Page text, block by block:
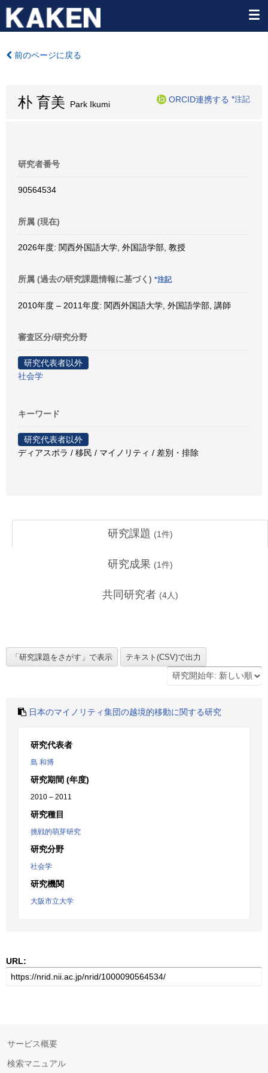
前のページに戻る
朴 育美 Park Ikumi
ORCID連携する *注記
研究者番号
90564534
所属 (現在)
2026年度: 関西外国語大学, 外国語学部, 教授
所属 (過去の研究課題情報に基づく) *注記
2010年度 – 2011年度: 関西外国語大学, 外国語学部, 講師
審査区分/研究分野
研究代表者以外
社会学
キーワード
研究代表者以外
ディアスポラ / 移民 / マイノリティ / 差別・排除
研究課題 (1件)
研究成果 (1件)
共同研究者 (4人)
日本のマイノリティ集団の越境的移動に関する研究
研究代表者
島 和博
研究期間 (年度)
2010 – 2011
研究種目
挑戦的萌芽研究
研究分野
社会学
研究機関
大阪市立大学
URL:
サービス概要
検索マニュアル